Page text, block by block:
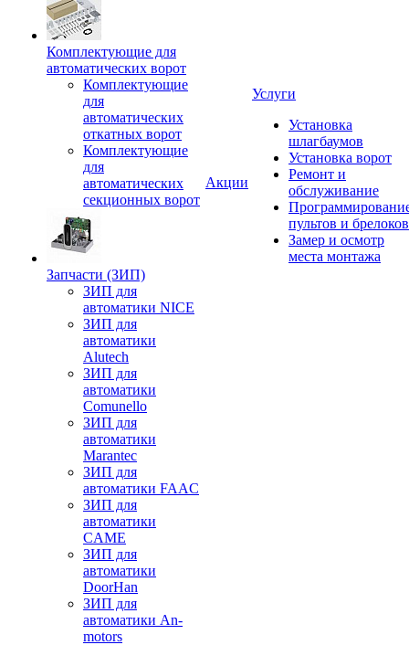
Комплектующие для
автоматических ворот
Комплектующие
для
автоматических
откатных ворот
Комплектующие
для
автоматических
секционных ворот
Запчасти (ЗИП)
ЗИП для
автоматики NICE
ЗИП для
автоматики
Alutech
ЗИП для
автоматики
Comunello
ЗИП для
автоматики
Marantec
ЗИП для
автоматики FAAC
ЗИП для
автоматики
CAME
ЗИП для
автоматики
DoorHan
ЗИП для
автоматики An-
motors
Акции
Услуги
Установка
шлагбаумов
Установка ворот
Ремонт и
обслуживание
пультов и брелоков
Замер и осмотр
места монтажа